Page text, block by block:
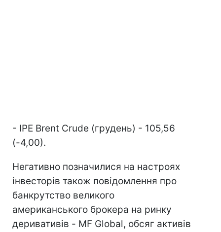
- IPE Brent Crude (грудень) - 105,56
(-4,00).
Негативно позначилися на настроях
інвесторів також повідомлення про
банкрутство великого
американського брокера на ринку
деривативів - MF Global, обсяг активів